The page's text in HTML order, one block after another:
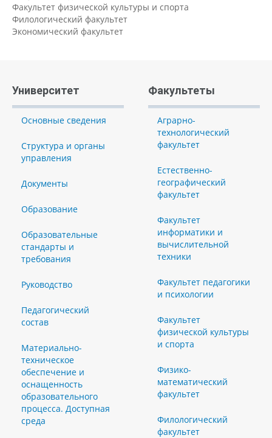
Факультет физической культуры и спорта
Филологический факультет
Экономический факультет
Университет
Основные сведения
Структура и органы
управления
Документы
Образование
Образовательные
стандарты и
требования
Руководство
Педагогический
состав
Материально-
техническое
обеспечение и
оснащенность
образовательного
процесса. Доступная
среда
Факультеты
Аграрно-
технологический
факультет
Естественно-
географический
факультет
Факультет
информатики и
вычислительной
техники
Факультет педагогики
и психологии
Факультет
физической культуры
и спорта
Физико-
математический
факультет
Филологический
факультет